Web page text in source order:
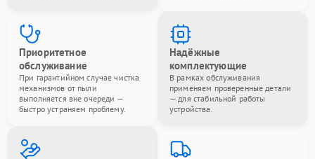
Приоритетное
обслуживание
При гарантийном случае чистка
механизмов от пыли
выполняется вне очереди —
быстро устраняем проблему.
Надёжные
комплектующие
В рамках обслуживания
применяем проверенные детали
— для стабильной работы
устройства.